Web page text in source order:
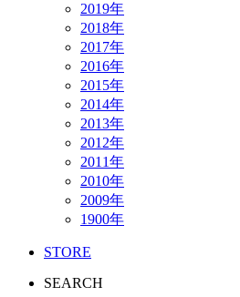
2019年
2018年
2017年
2016年
2015年
2014年
2013年
2012年
2011年
2010年
2009年
1900年
STORE
SEARCH